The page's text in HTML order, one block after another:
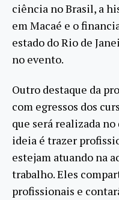
ciência no Brasil, a
em Macaé e o
estado do Rio de
no evento.
Outro destaque da
com egressos dos
que será realizada no
ideia é trazer
estejam atuando na
trabalho. Eles
profissionais e